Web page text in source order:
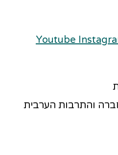
Youtube
והתרבות הערבית